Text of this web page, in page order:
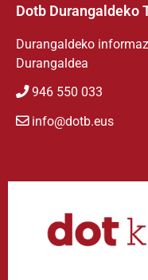
Dotb Durangaldeko
Durangaldeko
Durangaldea
946 550 033
info@dotb.eus